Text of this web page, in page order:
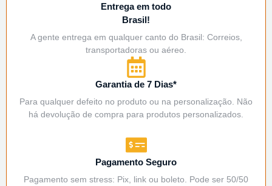
Entrega em todo
Brasil!
A gente entrega em qualquer canto do Brasil: Correios,
transportadoras ou aéreo.
Garantia de 7 Dias*
Para qualquer defeito no produto ou na personalização. Não
há devolução de compra para produtos personalizados.
Pagamento Seguro
Pagamento sem stress: Pix, link ou boleto. Pode ser 50/50